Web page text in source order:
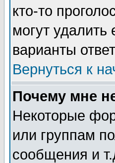
кто-то
могут
варианты
Вернуться к
Почему мне
Некоторые
или группам
сообщения и